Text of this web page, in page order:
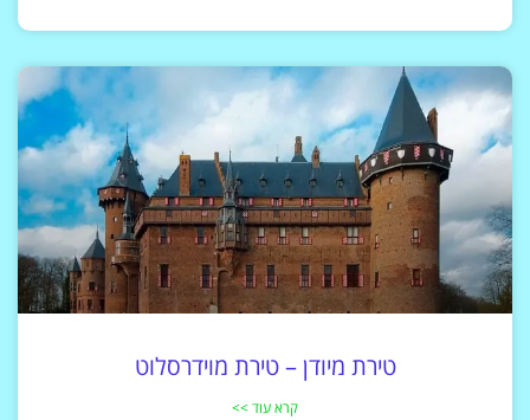
טירת מיודן – טירת מוידרסלוט
קרא עוד >>